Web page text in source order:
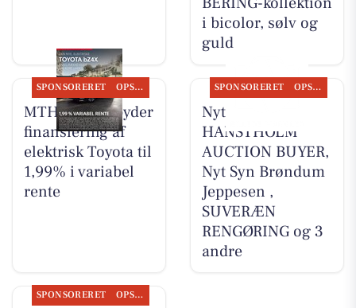
i bicolor, sølv og
guld
SPONSORERET OPSLAGSTAVLEN
MTH Biler tilbyder
finansiering af
elektrisk Toyota til
1,99% i variabel
rente
SPONSORERET OPSLAGSTAVLEN
Nyt fra
HANSTHOLM
AUCTION BUYER,
Nyt Syn Brøndum
Jeppesen ,
SUVERÆN
RENGØRING og 3
andre
SPONSORERET OPSLAGSTAVLEN